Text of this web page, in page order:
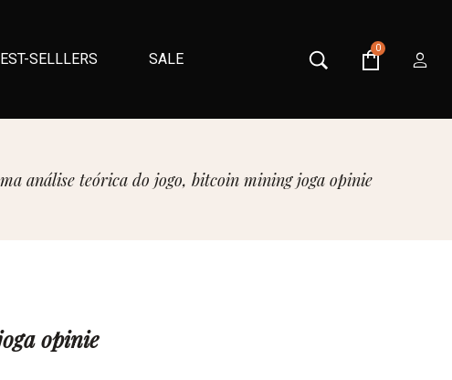
SELLLERS SALE
0
análise teórica do jogo, bitcoin mining joga opinie
opinie